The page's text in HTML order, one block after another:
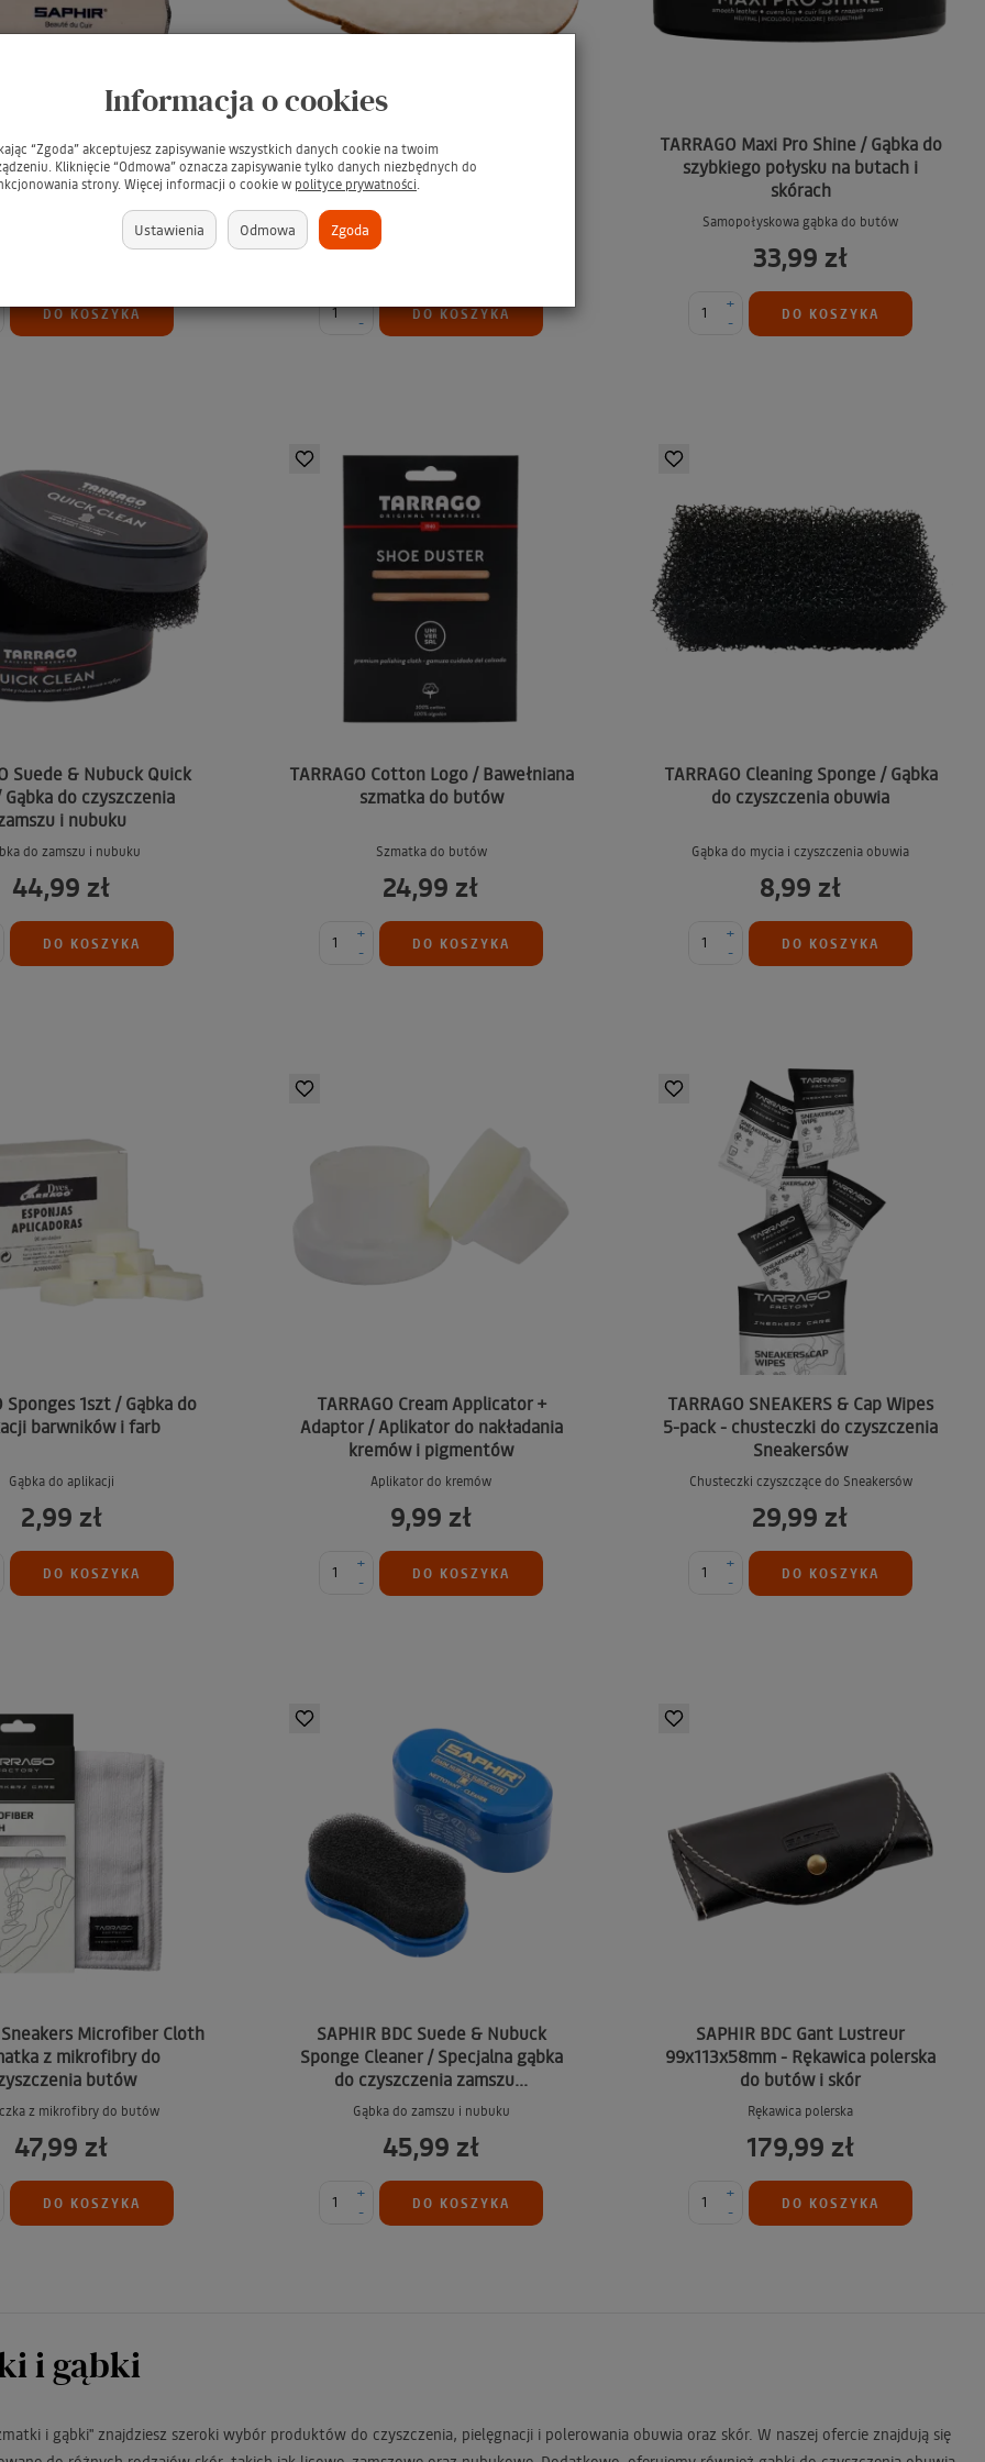
Cotton / Szmatka do
i pielęgnacji skór
DO KOSZYKA
SAPHIR BDC Glacage Glove /
Rękawica polerska
Rękawica polerska
199,99 zł
-
+
DO KOSZYKA
TARRAGO Maxi Pro Shine / Gąbka do
szybkiego połysku na butach i
skórach
Samopołyskowa gąbka do butów
33,99 zł
-
+
DO KOSZYKA
Suede & Nubuck Quick
Gąbka do czyszczenia
i nubuku
do zamszu i nubuku
44,99 zł
DO KOSZYKA
TARRAGO Cotton Logo / Bawełniana
szmatka do butów
Szmatka do butów
24,99 zł
-
+
DO KOSZYKA
TARRAGO Cleaning Sponge / Gąbka
do czyszczenia obuwia
Gąbka do mycia i czyszczenia obuwia
8,99 zł
-
+
DO KOSZYKA
Sponges 1szt / Gąbka do
barwników i farb
Gąbka do aplikacji
2,99 zł
DO KOSZYKA
TARRAGO Cream Applicator +
Adaptor / Aplikator do nakładania
kremów i pigmentów
Aplikator do kremów
9,99 zł
-
+
DO KOSZYKA
TARRAGO SNEAKERS & Cap Wipes
5-pack - chusteczki do czyszczenia
Sneakersów
Chusteczki czyszczące do Sneakersów
29,99 zł
-
+
DO KOSZYKA
Sneakers Microfiber Cloth
z mikrofibry do
butów
z mikrofibry do butów
47,99 zł
DO KOSZYKA
SAPHIR BDC Suede & Nubuck
Sponge Cleaner / Specjalna gąbka
do czyszczenia zamszu...
Gąbka do zamszu i nubuku
45,99 zł
-
+
DO KOSZYKA
SAPHIR BDC Gant Lustreur
99x113x58mm - Rękawica polerska
do butów i skór
Rękawica polerska
179,99 zł
-
+
DO KOSZYKA
i gąbki
i gąbki" znajdziesz szeroki wybór produktów do czyszczenia, pielęgnacji i polerowania obuwia oraz skór. W naszej ofercie znajdują się
Informacja o cookies
“Zgoda” akceptujesz zapisywanie wszystkich danych cookie na twoim
Kliknięcie “Odmowa” oznacza zapisywanie tylko danych niezbędnych do
strony. Więcej informacji o cookie w polityce prywatności.
Ustawienia Odmowa Zgoda